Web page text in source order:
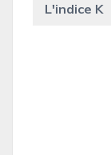
L'indice K